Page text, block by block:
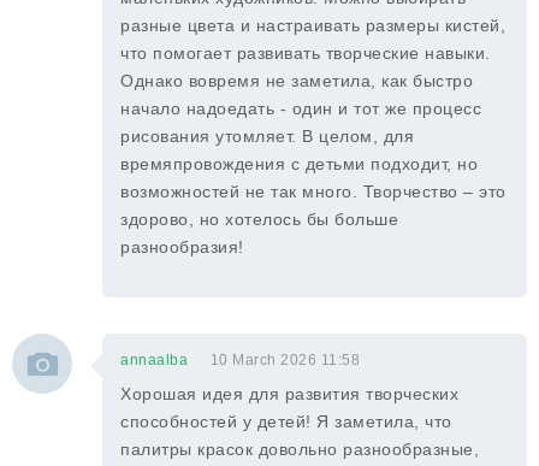
разные цвета и настраивать размеры кистей,
что помогает развивать творческие навыки.
Однако вовремя не заметила, как быстро
начало надоедать - один и тот же процесс
рисования утомляет. В целом, для
времяпровождения с детьми подходит, но
возможностей не так много. Творчество – это
здорово, но хотелось бы больше
разнообразия!
annaalba 10 March 2026 11:58
Хорошая идея для развития творческих
способностей у детей! Я заметила, что
палитры красок довольно разнообразные,